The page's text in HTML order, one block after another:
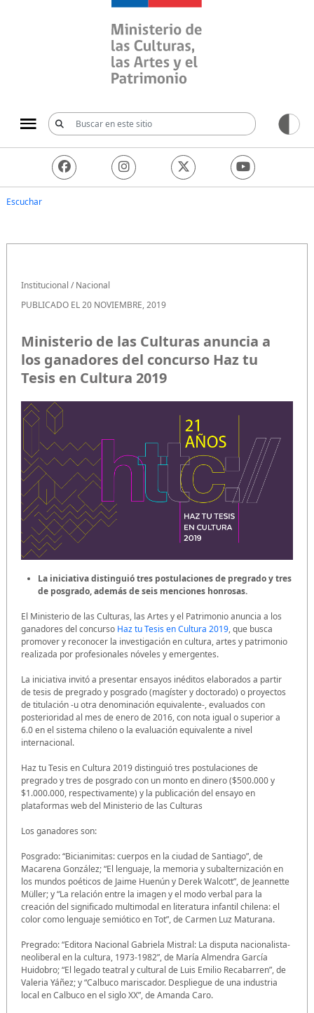
Ministerio de las
Escuchar
Institucional /Nacional
PUBLICADO EL 20 NOVIEMBRE, 2019
Ministerio de las Culturas anuncia a
los ganadores del concurso Haz tu
Tesis en Cultura 2019
La iniciativa distinguió tres postulaciones de pregrado y tres
de posgrado, además de seis menciones honrosas.
El Ministerio de las Culturas, las Artes y el Patrimonio anuncia a los
ganadores del concurso Haz tu Tesis en Cultura 2019, que busca
promover y reconocer la investigación en cultura, artes y patrimonio
realizada por profesionales nóveles y emergentes.
La iniciativa invitó a presentar ensayos inéditos elaborados a partir
de tesis de pregrado y posgrado (magíster y doctorado) o proyectos
de titulación -u otra denominación equivalente-, evaluados con
posterioridad al mes de enero de 2016, con nota igual o superior a
6.0 en el sistema chileno o la evaluación equivalente a nivel
internacional.
Haz tu Tesis en Cultura 2019 distinguió tres postulaciones de
pregrado y tres de posgrado con un monto en dinero ($500.000 y
$1.000.000, respectivamente) y la publicación del ensayo en
plataformas web del Ministerio de las Culturas
Los ganadores son:
Posgrado: “Bicianimitas: cuerpos en la ciudad de Santiago”, de
Macarena González; “El lenguaje, la memoria y subalternización en
los mundos poéticos de Jaime Huenún y Derek Walcott”, de Jeannette
Müller; y “La relación entre la imagen y el modo verbal para la
creación del significado multimodal en literatura infantil chilena: el
color como lenguaje semiótico en Tot”, de Carmen Luz Maturana.
Pregrado: “Editora Nacional Gabriela Mistral: La disputa nacionalista-
neoliberal en la cultura, 1973-1982”, de María Almendra García
Huidobro; “El legado teatral y cultural de Luis Emilio Recabarren”, de
Valeria Yáñez; y “Calbuco mariscador. Despliegue de una industria
local en Calbuco en el siglo XX”, de Amanda Caro.